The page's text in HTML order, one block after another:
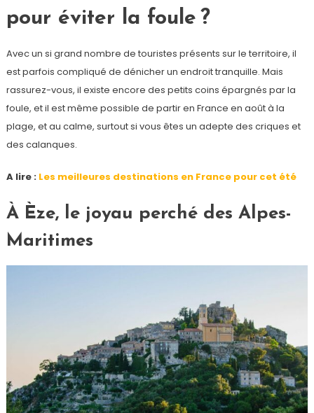
pour éviter la foule ?
Avec un si grand nombre de touristes présents sur le territoire, il
est parfois compliqué de dénicher un endroit tranquille. Mais
rassurez-vous, il existe encore des petits coins épargnés par la
foule, et il est même possible de partir en France en août à la
plage, et au calme, surtout si vous êtes un adepte des criques et
des calanques.
A lire : Les meilleures destinations en France pour cet été
À Èze, le joyau perché des Alpes-
Maritimes